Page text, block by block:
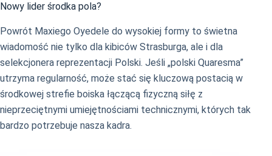
Nowy lider środka pola?
Powrót Maxiego Oyedele do wysokiej formy to świetna
wiadomość nie tylko dla kibiców Strasburga, ale i dla
selekcjonera reprezentacji Polski. Jeśli „polski Quaresma”
utrzyma regularność, może stać się kluczową postacią w
środkowej strefie boiska łączącą fizyczną siłę z
nieprzeciętnymi umiejętnościami technicznymi, których tak
bardzo potrzebuje nasza kadra.